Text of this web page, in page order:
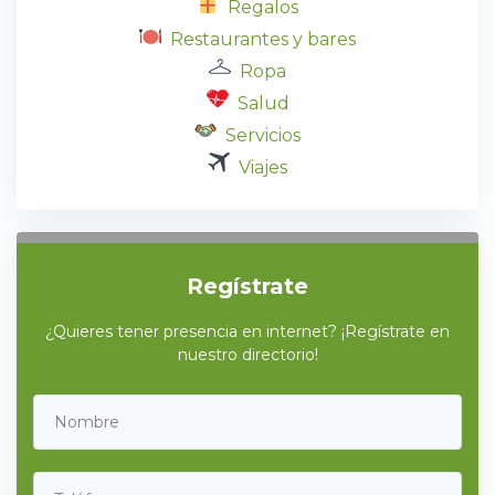
Regalos
Restaurantes y bares
Ropa
Salud
Servicios
Viajes
Regístrate
¿Quieres tener presencia en internet? ¡Regístrate en
nuestro directorio!